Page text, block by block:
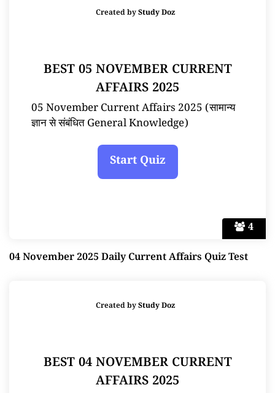
4
Created byStudy Doz
BEST 05 NOVEMBER CURRENT
AFFAIRS 2025
05 November Current Affairs 2025 (सामान्य
ज्ञान से संबंधित General Knowledge)
04 November 2025 Daily Current Affairs Quiz Test
Created byStudy Doz
BEST 04 NOVEMBER CURRENT
AFFAIRS 2025